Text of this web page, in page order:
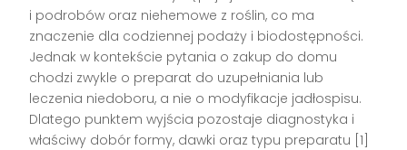
i podrobów oraz niehemowe z roślin, co ma
znaczenie dla codziennej podaży i biodostępności.
Jednak w kontekście pytania o zakup do domu
chodzi zwykle o preparat do uzupełniania lub
leczenia niedoboru, a nie o modyfikacje jadłospisu.
Dlatego punktem wyjścia pozostaje diagnostyka i
właściwy dobór formy, dawki oraz typu preparatu [1]